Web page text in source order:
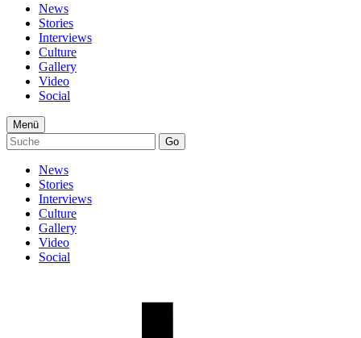
News
Stories
Interviews
Culture
Gallery
Video
Social
Menü
Go
News
Stories
Interviews
Culture
Gallery
Video
Social